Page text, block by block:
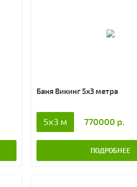
Баня Викинг 5х3 метра
5x3 м 770000 р.
ПОДРОБНЕЕ